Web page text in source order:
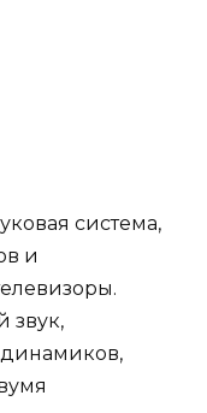
система,
и
звук,